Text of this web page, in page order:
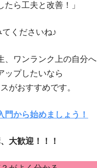
たら工夫と改善！」
くださいね♪
、ワンランク上の自分へ
ップしたいなら
がおすすめです。
門から始めましょう！
大歓迎！！！